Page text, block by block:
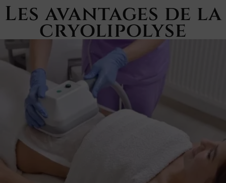
Les avantages de la
cryolipolyse